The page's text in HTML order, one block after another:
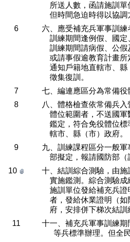
所送人數，函請施訓
但時間急迫時得以協
6
六、應受補充兵軍事訓
訓練期間逢例假、國
訓練期間請病假、公
或請事假逾教育計畫
通知戶籍地直轄市、
    徵集復訓。
7
七、編連應區分為常備
8
八、體格檢查依常備兵
體位範圍者，不送國
鑑定，符合免役體位
    轄市、縣（市）政府。
9
九、訓練課程區分一般
部擬定，報請國防部
10
十、結訓綜合測驗，由
實施鑑測。綜合測驗
施訓單位發給補充兵
者，發給休業證明（
府，安排併下梯次結
11
十一、補充兵軍事訓練
等兵標準辦理。但